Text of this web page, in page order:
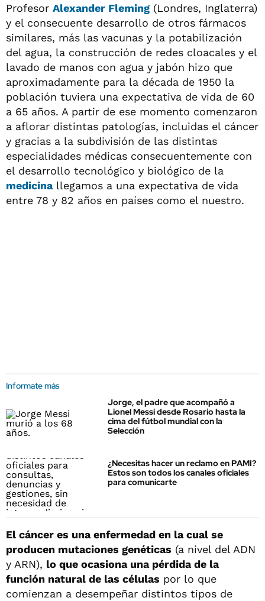
Profesor Alexander Fleming (Londres, Inglaterra)
y el consecuente desarrollo de otros fármacos
similares, más las vacunas y la potabilización
del agua, la construcción de redes cloacales y el
lavado de manos con agua y jabón hizo que
aproximadamente para la década de 1950 la
población tuviera una expectativa de vida de 60
a 65 años. A partir de ese momento comenzaron
a aflorar distintas patologías, incluidas el cáncer
y gracias a la subdivisión de las distintas
especialidades médicas consecuentemente con
el desarrollo tecnológico y biológico de la
medicinallegamos a una expectativa de vida
entre 78 y 82 años en países como el nuestro.
Informate más
Jorge, el padre que acompañó a
Lionel Messi desde Rosario hasta la
cima del fútbol mundial con la
Selección
¿Necesitas hacer un reclamo en PAMI?
Estos son todos los canales oficiales
para comunicarte
El cáncer es una enfermedad en la cual se
producen mutaciones genéticas (a nivel del ADN
y ARN), lo que ocasiona una pérdida de la
función natural de las células por lo que
comienzan a desempeñar distintos tipos de